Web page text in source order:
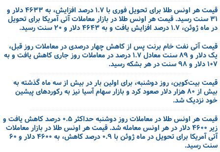
قیمت هر اونس طلا برای تحویل فوری با ۱.۷ درصد افزایش، به ۴۶۳۳ دلار و
۳۱ سنت رسید. قیمت هر اونس طلا در بازار معاملات آتی آمریکا برای تحویل
در ماه ژوئن، ۱.۷ درصد افزایش یافت و به ۴۶۴۳ دلار و ۲۰ سنت رسید.
قیمت آتی نفت خام برنت پس از کاهش چهار درصدی در معاملات روز قبل،
یک دلار و ۸۹ سنت معادل ۱.۷ درصد در معاملات روز جاری کاهش یافت و به
۱۰۷ دلار و ۹۸ سنت در هر بشکه رسید.
قیمت بیت‌کوین، روز دوشنبه، برای اولین بار در بیش از سه ماه گذشته به
بیش از ۸۰ هزار دلار صعود کرد و بازار سهام آسیا نیز به رکوردهای پیشین
خود نزدیک شد.
قیمت هر اونس طلا در معاملات روز دوشنبه حداکثر ۰.۵ درصد کاهش یافت و
زیر ۴۶۰۰ دلار در هر اونس معامله شد. قیمت هر اونس طلا در بازار معاملات
آتی آمریکا برای تحویل در ماه ژوئن با ۰.۹ درصد کاهش، به ۴۶۰۰ دلار و ۶۰
سنت رسید.